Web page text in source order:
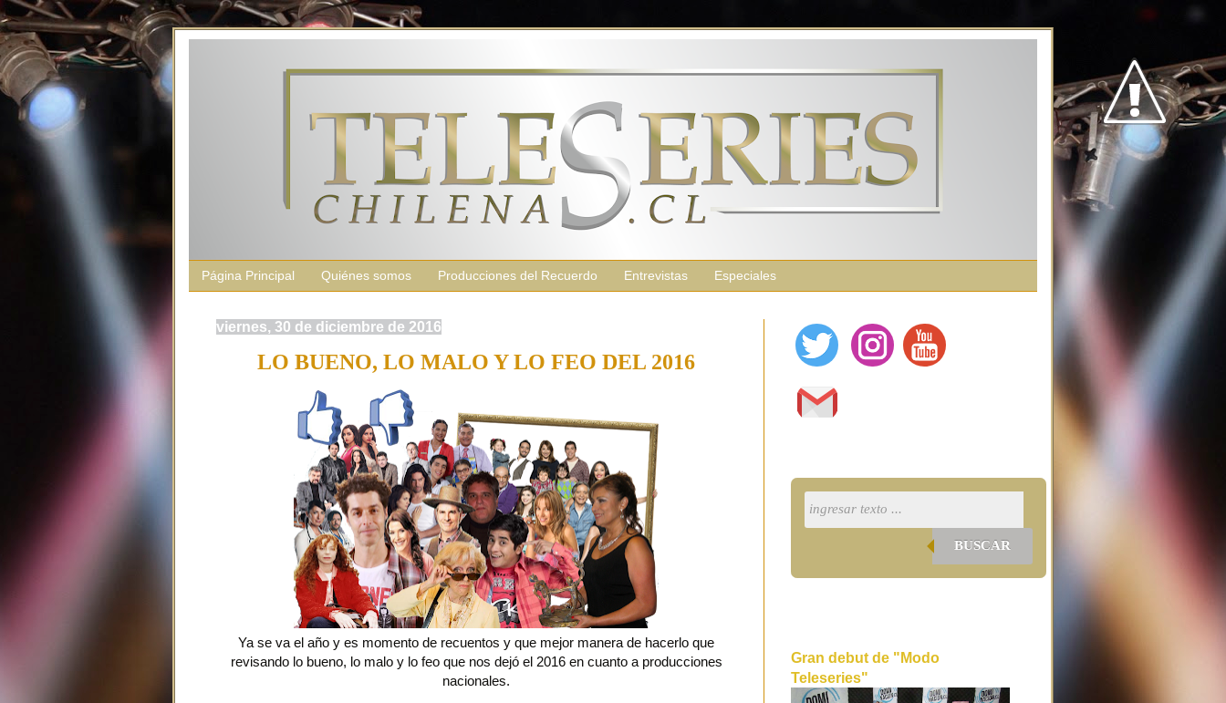
Página Principal Quiénes somos Producciones del Recuerdo Entrevistas Especiales
viernes, 30 de diciembre de 2016
LO BUENO, LO MALO Y LO FEO DEL 2016
Ya se va el año y es momento de recuentos y que mejor manera de hacerlo que
revisando lo bueno, lo malo y lo feo que nos dejó el 2016 en cuanto a producciones
nacionales.
BUSCAR
Gran debut de "Modo
Teleseries"